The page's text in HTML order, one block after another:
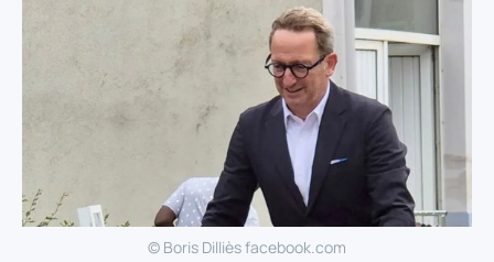
© Boris Dilliès facebook.com